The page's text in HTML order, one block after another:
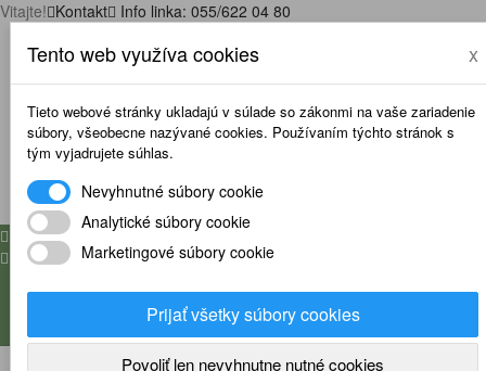
Vitajte! Kontakt
Info linka: 055/622 04 80
Môj zoznam želaní
Registrácia
Tento web využíva cookies x
Tieto webové stránky ukladajú v súlade so zákonmi na vaše zariadenie
súbory, všeobecne nazývané cookies. Používaním týchto stránok s
tým vyjadrujete súhlas.
Nevyhnutné súbory cookie
Analytické súbory cookie
Marketingové súbory cookie
Prijať všetky súbory cookies
Povoliť len nevyhnutne nutné cookies